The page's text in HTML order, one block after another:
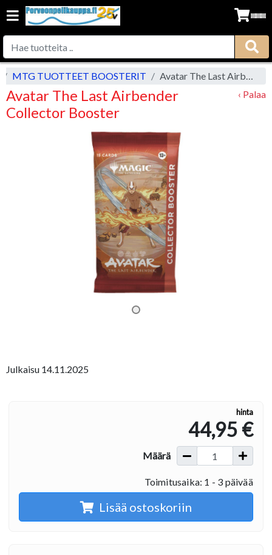
MTG TUOTTEET BOOSTERIT Avatar The Last Airbender Collector Booster
Avatar The Last Airbender
Collector Booster
‹ Palaa
Julkaisu 14.11.2025
hinta
44,95 €
Määrä
Toimitusaika: 1 - 3 päivää
Lisää ostoskoriin